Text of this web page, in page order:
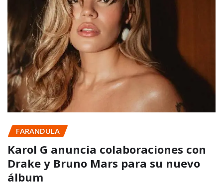
FARANDULA
Karol G anuncia colaboraciones con
Drake y Bruno Mars para su nuevo
álbum